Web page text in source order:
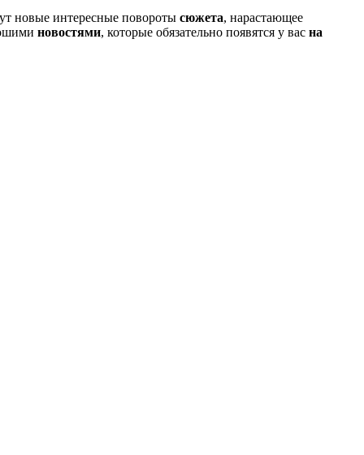
новые интересные повороты сюжета, нарастающее
новостями, которые обязательно появятся у вас на